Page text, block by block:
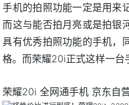
手机的拍照功能一定是用来
而这与能否拍月亮或是拍银
具有优秀拍照功能的手机，
格。而荣耀20i正式这样一台
荣耀20i 全网通手机 京东自